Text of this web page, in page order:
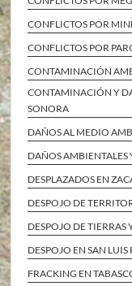
CONFLICTOS POR
CONFLICTOS POR
CONTAMINACIÓN
CONTAMINACIÓN Y
SONORA
DAÑOS AL MEDIO
DAÑOS AMBIENTALES
DESPLAZADOS EN
DESPOJO DE
DESPOJO DE TIERRAS
DESPOJO EN SAN LUIS
FRACKING EN